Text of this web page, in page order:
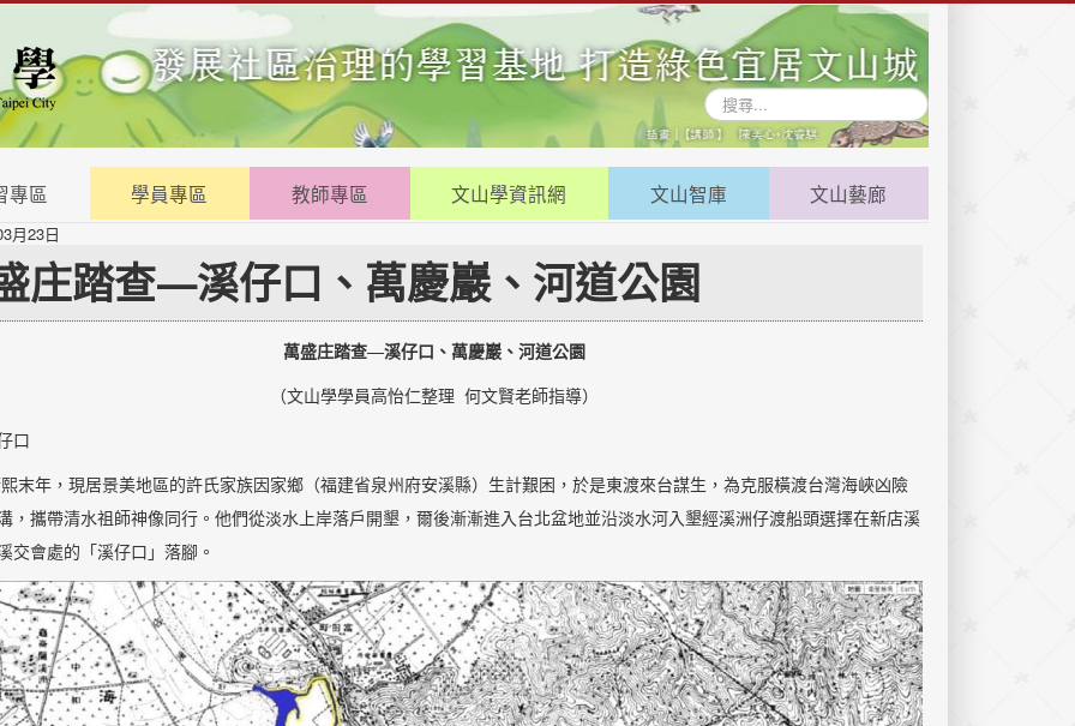
搜
尋...
專區 學員專區 教師專區 文山學資訊網 文山智庫 文山藝廊
月23日
庄踏查—溪仔口、萬慶巖、河道公園
萬盛庄踏查—溪仔口、萬慶巖、河道公園
（文山學學員高怡仁整理 何文賢老師指導）
口
，現居景美地區的許氏家族因家鄉（福建省泉州府安溪縣）生計艱困，於是東渡來台謀生，為克服橫渡台灣海峽凶險
，攜帶清水祖師神像同行。他們從淡水上岸落戶開墾，爾後漸漸進入台北盆地並沿淡水河入墾經溪洲仔渡船頭選擇在新店溪
交會處的「溪仔口」落腳。